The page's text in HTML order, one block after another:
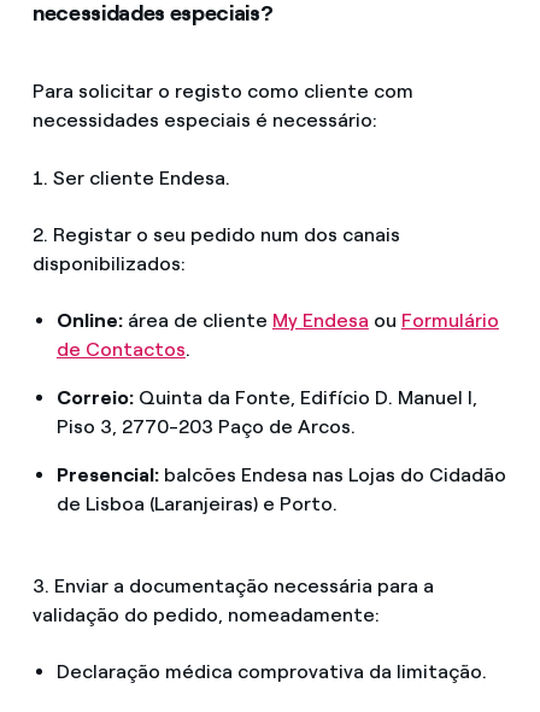
necessidades especiais?
Para solicitar o registo como cliente com
necessidades especiais é necessário:
1. Ser cliente Endesa.
2. Registar o seu pedido num dos canais
disponibilizados:
Online:área de cliente My Endesa ou Formulário
de Contactos.
Correio:Quinta da Fonte, Edifício D. Manuel I,
Piso 3, 2770-203 Paço de Arcos.
Presencial:balcões Endesa nas Lojas do Cidadão
de Lisboa (Laranjeiras) e Porto.
3. Enviar a documentação necessária para a
validação do pedido, nomeadamente:
Declaração médica comprovativa da limitação.